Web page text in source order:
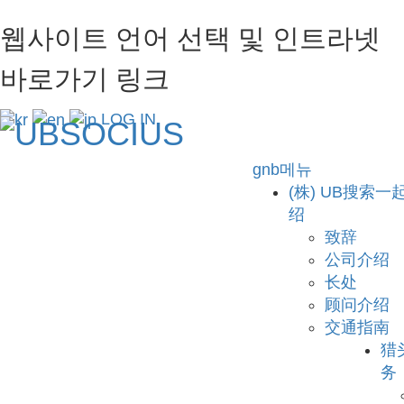
웹사이트 언어 선택 및 인트라넷
바로가기 링크
LOG IN
gnb메뉴
(株) UB搜索一
绍
致辞
公司介绍
长处
顾问介绍
交通指南
猎
务